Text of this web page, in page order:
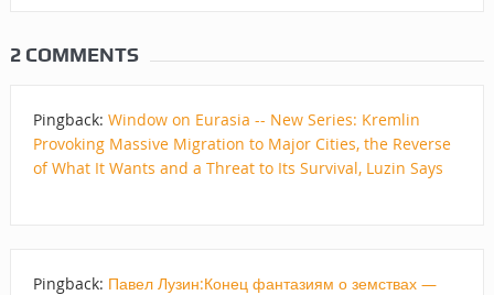
2 COMMENTS
Pingback: Window on Eurasia -- New Series: Kremlin
Provoking Massive Migration to Major Cities, the Reverse
of What It Wants and a Threat to Its Survival, Luzin Says
Pingback: Павел Лузин:Конец фантазиям о земствах —